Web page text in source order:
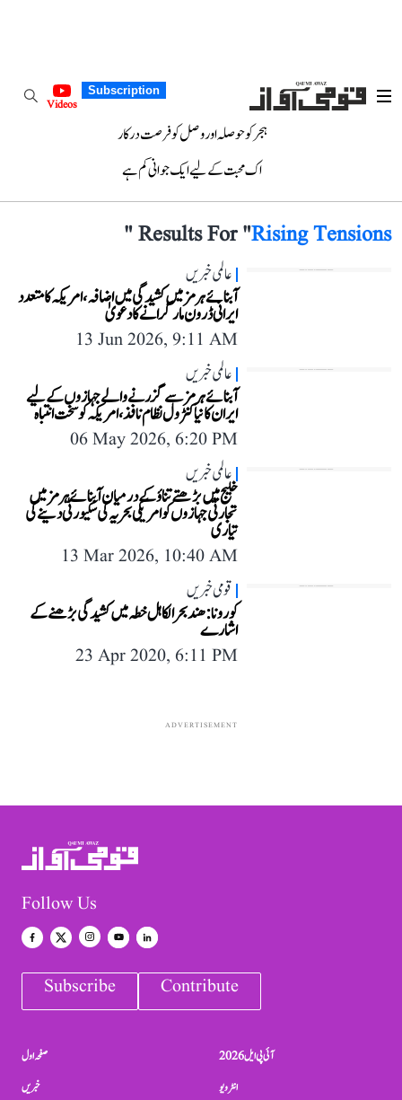
Subscription
Videos
ہجر کو حوصلہ اور وصل کو فرصت درکار
اک محبت کے لیے ایک جوانی کم ہے
Results For "Rising Tensions
"
عالمی خبریں
آبنائے ہرمز میں کشیدگی میں اضافہ، امریکہ کا متعدد
ایرانی ڈرون مار گرانے کا دعویٰ
13 Jun 2026, 9:11 AM
عالمی خبریں
آبنائے ہرمز سے گزرنے والے جہازوں کے لیے
ایران کا نیا کنٹرول نظام نافذ، امریکہ کو سخت انتباہ
06 May 2026, 6:20 PM
عالمی خبریں
خلیج میں بڑھتے تناؤ کے درمیان آبنائے ہرمز میں
تجارتی جہازوں کو امریکی بحریہ کی سکیورٹی دینے کی
تیاری
13 Mar 2026, 10:40 AM
قومی خبریں
کورونا: ھند بحرالکاہل خطہ میں کشیدگی بڑھنے کے
اشارے
23 Apr 2020, 6:11 PM
ADVERTISEMENT
Follow Us
Subscribe Contribute
صفحہ اول
خبریں
آئی پی ایل 2026
انٹرویو